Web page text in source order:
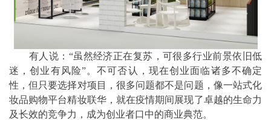
有人说：“虽然经济正在复苏，可很多行业前景依旧低
迷，创业有风险”。不可否认，现在创业面临诸多不确定
性，但只要选择对项目，很多问题都不是问题，像一站式化
妆品购物平台精妆联华，就在疫情期间展现了卓越的生命力
及长效的竞争力，成为创业者口中的商业典范。